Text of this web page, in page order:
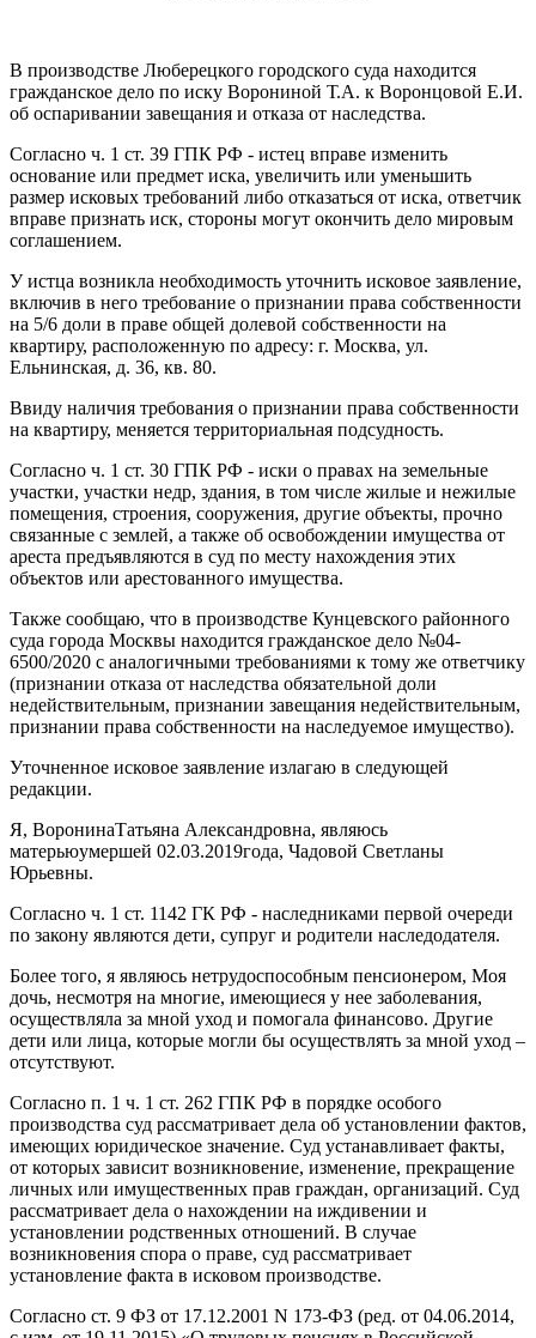
В производстве Люберецкого городского суда находится
гражданское дело по иску Ворониной Т.А. к Воронцовой Е.И.
об оспаривании завещания и отказа от наследства.
Согласно ч. 1 ст. 39 ГПК РФ - истец вправе изменить
основание или предмет иска, увеличить или уменьшить
размер исковых требований либо отказаться от иска, ответчик
вправе признать иск, стороны могут окончить дело мировым
соглашением.
У истца возникла необходимость уточнить исковое заявление,
включив в него требование о признании права собственности
на 5/6 доли в праве общей долевой собственности на
квартиру, расположенную по адресу: г. Москва, ул.
Ельнинская, д. 36, кв. 80.
Ввиду наличия требования о признании права собственности
на квартиру, меняется территориальная подсудность.
Согласно ч. 1 ст. 30 ГПК РФ - иски о правах на земельные
участки, участки недр, здания, в том числе жилые и нежилые
помещения, строения, сооружения, другие объекты, прочно
связанные с землей, а также об освобождении имущества от
ареста предъявляются в суд по месту нахождения этих
объектов или арестованного имущества.
Также сообщаю, что в производстве Кунцевского районного
суда города Москвы находится гражданское дело №04-
6500/2020 с аналогичными требованиями к тому же ответчику
(признании отказа от наследства обязательной доли
недействительным, признании завещания недействительным,
признании права собственности на наследуемое имущество).
Уточненное исковое заявление излагаю в следующей
редакции.
Я, ВоронинаТатьяна Александровна, являюсь
матерьюумершей 02.03.2019года, Чадовой Светланы
Юрьевны.
Согласно ч. 1 ст. 1142 ГК РФ - наследниками первой очереди
по закону являются дети, супруг и родители наследодателя.
Более того, я являюсь нетрудоспособным пенсионером, Моя
дочь, несмотря на многие, имеющиеся у нее заболевания,
осуществляла за мной уход и помогала финансово. Другие
дети или лица, которые могли бы осуществлять за мной уход –
отсутствуют.
Согласно п. 1 ч. 1 ст. 262 ГПК РФ в порядке особого
производства суд рассматривает дела об установлении фактов,
имеющих юридическое значение. Суд устанавливает факты,
от которых зависит возникновение, изменение, прекращение
личных или имущественных прав граждан, организаций. Суд
рассматривает дела о нахождении на иждивении и
установлении родственных отношений. В случае
возникновения спора о праве, суд рассматривает
установление факта в исковом производстве.
Согласно ст. 9 ФЗ от 17.12.2001 N 173-ФЗ (ред. от 04.06.2014,